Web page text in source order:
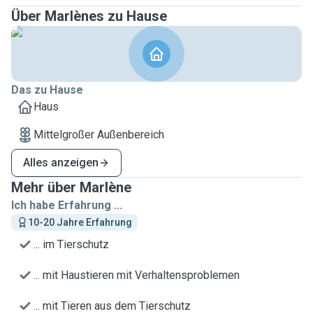
Über Marlènes zu Hause
Das zu Hause
Haus
Mittelgroßer Außenbereich
Alles anzeigen
Mehr über Marlène
Ich habe Erfahrung ...
10-20 Jahre Erfahrung
... im Tierschutz
... mit Haustieren mit Verhaltensproblemen
... mit Tieren aus dem Tierschutz